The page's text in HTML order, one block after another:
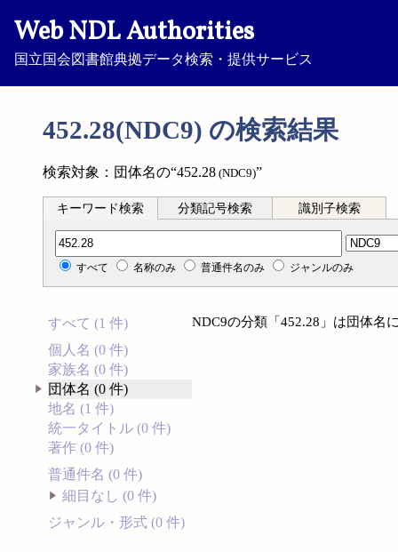
Web NDL Authorities
国立国会図書館典拠データ検索・提供サービス
452.28(NDC9) の検索結果
検索対象：団体名の“452.28 (NDC9)”
キーワード検索 分類記号検索 識別子検索
分類記号検索
すべて 名称のみ 普通件名のみ ジャンルのみ
すべて (1 件)
個人名 (0 件)
家族名 (0 件)
団体名 (0 件)
地名 (1 件)
統一タイトル (0 件)
著作 (0 件)
普通件名 (0 件)
細目なし (0 件)
ジャンル・形式 (0 件)
NDC9の分類「452.28」は団体名